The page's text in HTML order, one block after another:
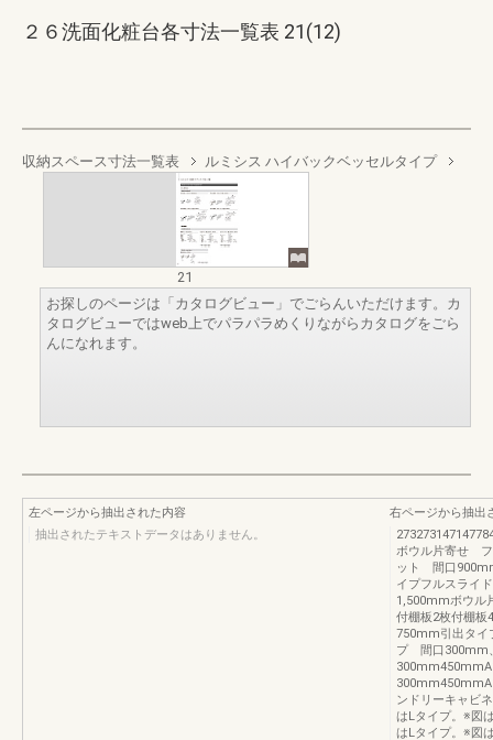
２６洗面化粧台各寸法一覧表 21(12)
収納スペース寸法一覧表 ルミシス ハイバックベッセルタイプ
21
お探しのページは「カタログビュー」でごらんいただけます。カ
タログビューではweb上でパラパラめくりながらカタログをごら
んになれます。
左ページから抽出された内容
抽出されたテキストデータはありません。
右ページから抽出
ボウル片寄せ
ット 間口
イプフルスライ
1,500mmボウ
付棚板2枚付棚
750mm引出タ
プ 間口300mm
ンドリーキャビ
はLタイプ。※図
はLタイプ。※図